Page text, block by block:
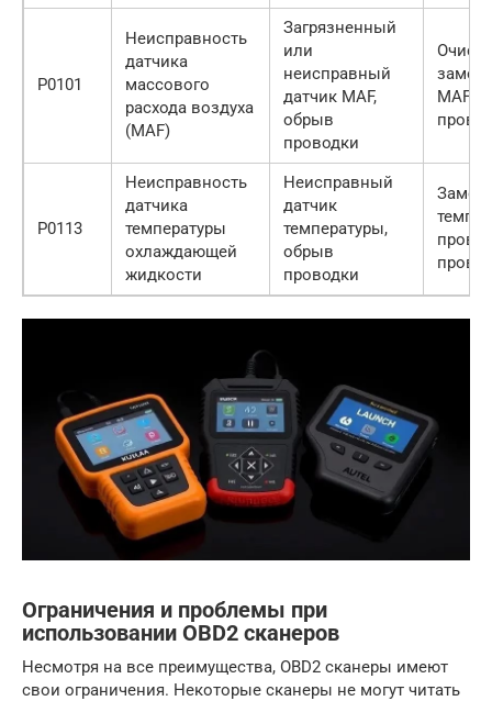
P0101
Неисправность
датчика
массового
расхода воздуха
(MAF)
Загрязненный
или
неисправный
датчик MAF,
обрыв
проводки
MAF,
P0113
Неисправность
датчика
температуры
охлаждающей
жидкости
Неисправный
датчик
температуры,
обрыв
проводки
Ограничения и проблемы при
использовании OBD2 сканеров
Несмотря на все преимущества, OBD2 сканеры имеют
свои ограничения. Некоторые сканеры не могут читать